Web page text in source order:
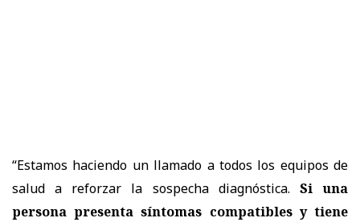
“Estamos haciendo un llamado a todos los equipos de
salud a reforzar la sospecha diagnóstica. Si una
persona presenta síntomas compatibles y tiene